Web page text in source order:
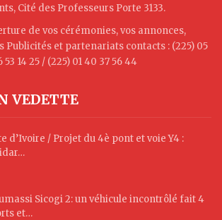
Cité des Professeurs Porte 3133.
de vos cérémonies, vos annonces,
Publicités et partenariats contacts : (225) 05
53 14 25 / (225) 01 40 37 56 44
VEDETTE
d’Ivoire / Projet du 4è pont et voie Y4 :
Sicogi 2: un véhicule incontrôlé fait 4
et…